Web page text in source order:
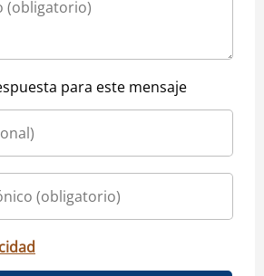
para este mensaje